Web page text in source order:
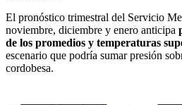
El pronóstico trimestral del Servicio
noviembre, diciembre y enero anticipa
de los promedios y temperaturas
escenario que podría sumar presión
cordobesa.